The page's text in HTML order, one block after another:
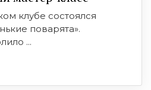
клубе состоялся
поварята».
...